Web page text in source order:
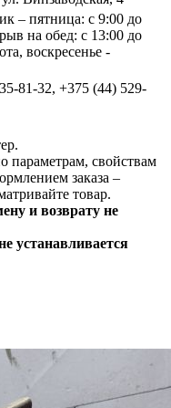
– пятница: с 9:00 до
на обед: с 13:00 до
воскресенье -
81-32, +375 (44) 529-
параметрам, свойствам
заказа –
товар.
и возврату не
устанавливается